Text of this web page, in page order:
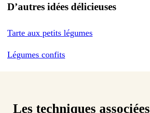
D’autres idées délicieuses
Tarte aux petits légumes
Légumes confits
Les techniques associées